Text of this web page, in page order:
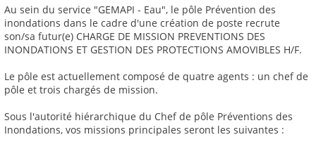
Au sein du service "GEMAPI - Eau", le pôle Prévention des
inondations dans le cadre d'une création de poste recrute
son/sa futur(e) CHARGE DE MISSION PREVENTIONS DES
INONDATIONS ET GESTION DES PROTECTIONS AMOVIBLES H/F.
Le pôle est actuellement composé de quatre agents : un chef de
pôle et trois chargés de mission.
Sous l'autorité hiérarchique du Chef de pôle Préventions des
Inondations, vos missions principales seront les suivantes :